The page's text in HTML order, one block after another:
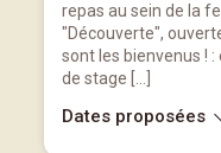
repas au sein de la
"Découverte",
sont les bienvenus !
de stage […]
Dates proposées